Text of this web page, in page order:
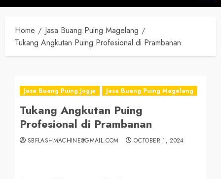
Menu
Home
Jasa Buang Puing Magelang
Tukang Angkutan Puing Profesional di Prambanan
Jasa Buang Puing Jogja Jasa Buang Puing Magelang
Tukang Angkutan Puing
Profesional di Prambanan
SBFLASHMACHINE@GMAIL.COM OCTOBER 1, 2024